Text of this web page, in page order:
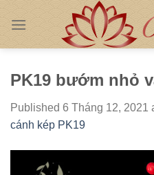
PK19 bướm nhỏ
Published 6 Tháng 12, 2021
cánh kép PK19